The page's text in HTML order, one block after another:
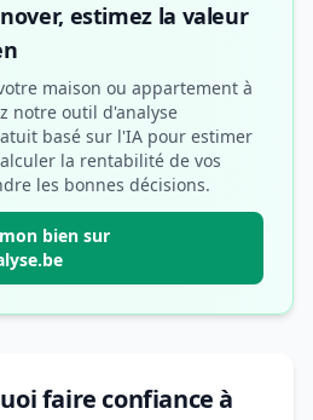
estimez la valeur
maison ou appartement à
notre outil d'analyse
basé sur l'IA pour estimer
la rentabilité de vos
les bonnes décisions.
bien sur
faire confiance à